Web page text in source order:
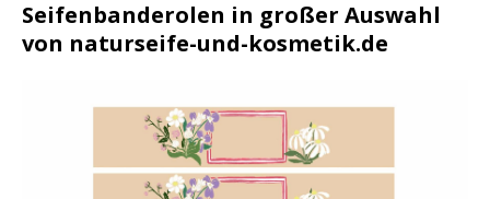
Seifenbanderolen in großer Auswahl
von naturseife-und-kosmetik.de